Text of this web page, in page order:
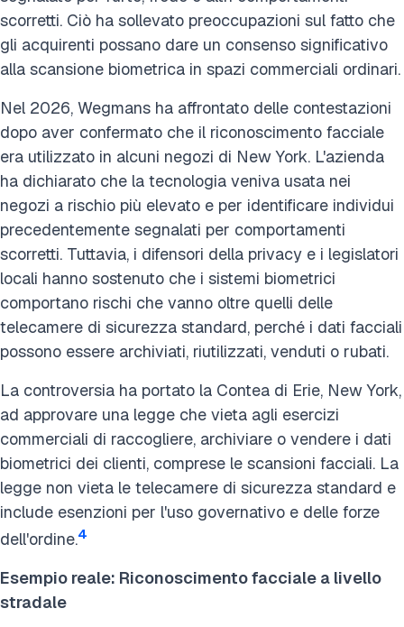
scorretti. Ciò ha sollevato preoccupazioni sul fatto che
gli acquirenti possano dare un consenso significativo
alla scansione biometrica in spazi commerciali ordinari.
Nel 2026, Wegmans ha affrontato delle contestazioni
dopo aver confermato che il riconoscimento facciale
era utilizzato in alcuni negozi di New York. L'azienda
ha dichiarato che la tecnologia veniva usata nei
negozi a rischio più elevato e per identificare individui
precedentemente segnalati per comportamenti
scorretti. Tuttavia, i difensori della privacy e i legislatori
locali hanno sostenuto che i sistemi biometrici
comportano rischi che vanno oltre quelli delle
telecamere di sicurezza standard, perché i dati facciali
possono essere archiviati, riutilizzati, venduti o rubati.
La controversia ha portato la Contea di Erie, New York,
ad approvare una legge che vieta agli esercizi
commerciali di raccogliere, archiviare o vendere i dati
biometrici dei clienti, comprese le scansioni facciali. La
legge non vieta le telecamere di sicurezza standard e
include esenzioni per l'uso governativo e delle forze
dell'ordine.4
Esempio reale: Riconoscimento facciale a livello
stradale